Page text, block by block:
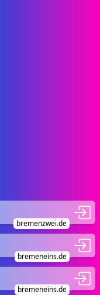
bremenzwei.de
bremeneins.de
bremeneins.de